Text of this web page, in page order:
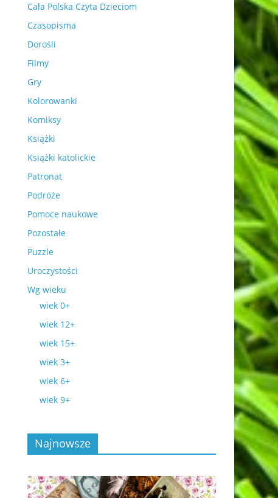
Cała Polska Czyta Dzieciom
Czasopisma
Dorośli
Filmy
Gry
Kolorowanki
Komiksy
Książki
Książki katolickie
Patronat
Podróże
Pomoce naukowe
Pozostałe
Puzzle
Uroczystości
Wg wieku
wiek 0+
wiek 12+
wiek 15+
wiek 3+
wiek 6+
wiek 9+
Najnowsze